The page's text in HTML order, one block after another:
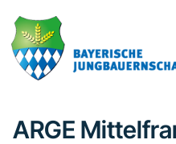
Inhalt
springen
Seitenspalte
springen
Fußzeile
springen
ARGE